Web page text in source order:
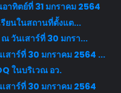
ทิตย์ที่ 31 มกราคม 2564
ยนในสถานที่ตั้งแต...
วันเสาร์ที่ 30 มกรา...
าร์ที่ 30 มกราคม 2564 ...
ในบริเวณ อว.
าร์ที่ 30 มกราคม 2564